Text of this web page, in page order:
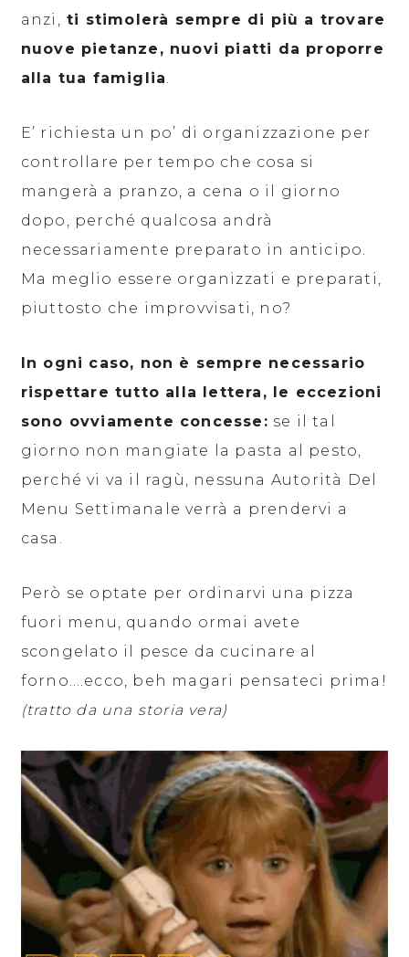
anzi,
ti stimolerà sempre di più a trovare
nuove pietanze, nuovi piatti da proporre
alla tua famiglia
E’ richiesta un po’ di organizzazione per
controllare per tempo che cosa si
mangerà a pranzo, a cena o il giorno
dopo, perché qualcosa andrà
necessariamente preparato in anticipo.
Ma meglio essere organizzati e preparati,
piuttosto che improvvisati, no?
In ogni caso, non è sempre necessario
rispettare tutto alla lettera, le eccezioni
sono ovviamente concesse: se il tal
giorno non mangiate la pasta al pesto,
perché vi va il ragù, nessuna Autorità Del
Menu Settimanale verrà a prendervi a
casa.
Però se optate per ordinarvi una pizza
fuori menu, quando ormai avete
scongelato il pesce da cucinare al
forno….ecco, beh magari pensateci prima!
(tratto da una storia vera)